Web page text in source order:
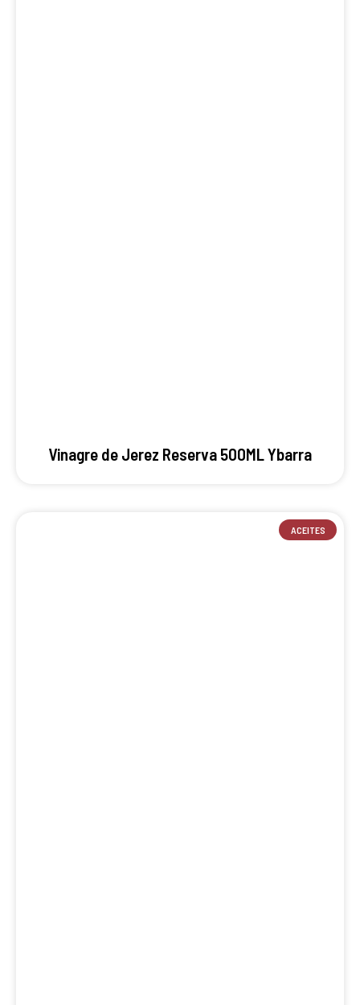
Vinagre de Jerez Reserva 500ML Ybarra
ACEITES